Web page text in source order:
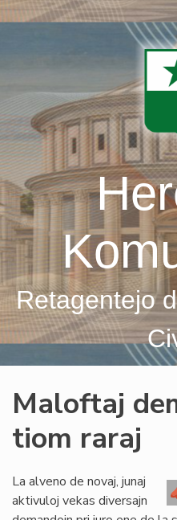
Skip
Retagentejo
Maloftaj
tiom raraj
La alveno de novaj, junaj
aktivuloj vekas diversajn